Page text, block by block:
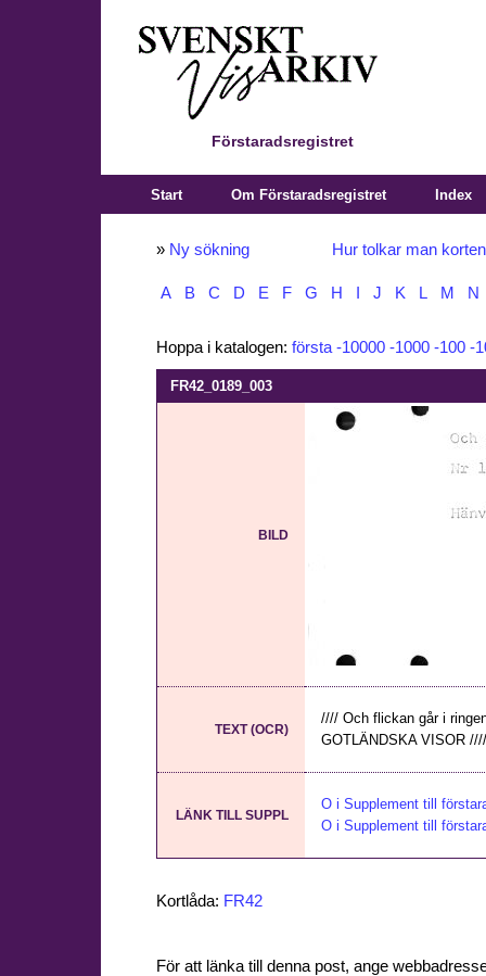
Förstaradsregistret
Start Om Förstaradsregistret Index
» Ny sökning Hur tolkar man
A B C D E F G H J K L M N
Hoppa i katalogen: första -10000 -1000 -100 -
FR42_0189_003
BILD
TEXT (OCR)
//// Och flickan går i
GOTLÄNDSKA VISOR ////
LÄNK TILL SUPPL
O i Supplement till
O i Supplement till
Kortlåda: FR42
För att länka till denna post, ange